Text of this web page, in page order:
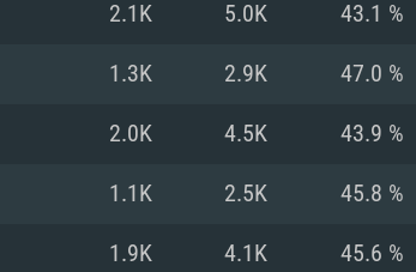
2.1K 5.0K 43.1 %
1.3K 2.9K 47.0 %
2.0K 4.5K 43.9 %
1.1K 2.5K 45.8 %
1.9K 4.1K 45.6 %